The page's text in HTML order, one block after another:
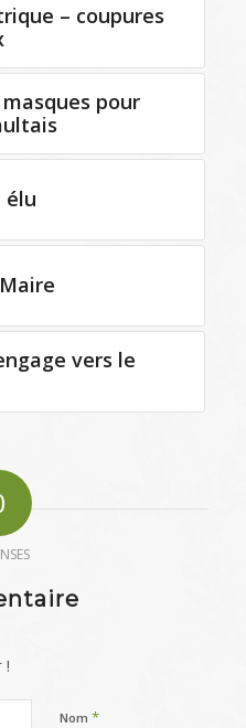
– coupures
masques pour
élu
vers le
!
Nom *